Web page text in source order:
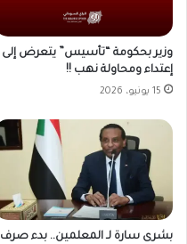
وزير بحكومة “تأسيس” يتعرض إلى
إعتداء ومحاولة نهب !!
15 يونيو، 2026
بشرى سارة لـ المعلمين.. بدء صرف